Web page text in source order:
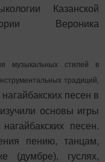
Казанской
Вероника
музыкальных стилей в
традиций,
песен в
основы игры
песен.
пению, танцам,
(думбре), гуслях,